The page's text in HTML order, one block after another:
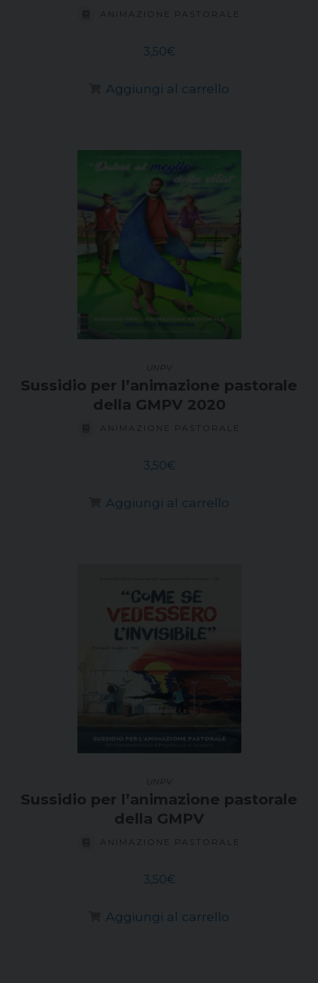
ANIMAZIONE PASTORALE
3,50€
Aggiungi al carrello
UNPV
Sussidio per l’animazione pastorale
della GMPV 2020
ANIMAZIONE PASTORALE
3,50€
Aggiungi al carrello
UNPV
Sussidio per l’animazione pastorale
della GMPV
ANIMAZIONE PASTORALE
3,50€
Aggiungi al carrello